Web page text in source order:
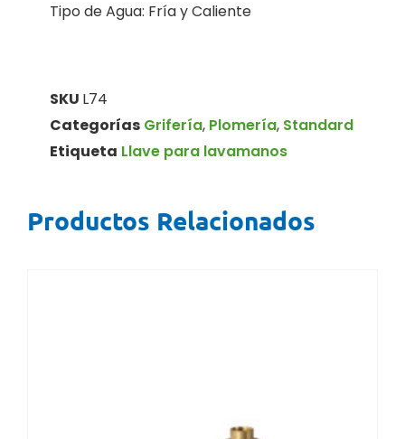
Tipo de Agua: Fría y Caliente
SKU L74
Categorías Grifería, Plomería, Standard
Etiqueta Llave para lavamanos
Productos Relacionados